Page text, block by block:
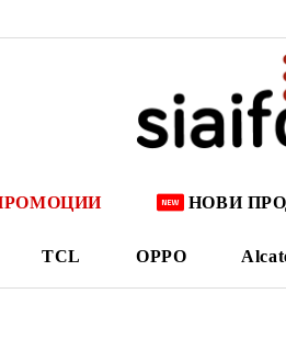
НОВИ
TCL OPPO